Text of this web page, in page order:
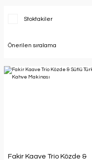
Stoktakiler
Fakir Kaave Trio Közde &